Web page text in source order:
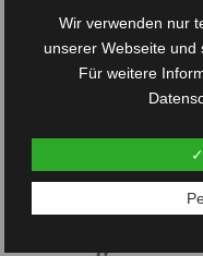
Wir verwenden nur
unserer Webseite und
Für weitere